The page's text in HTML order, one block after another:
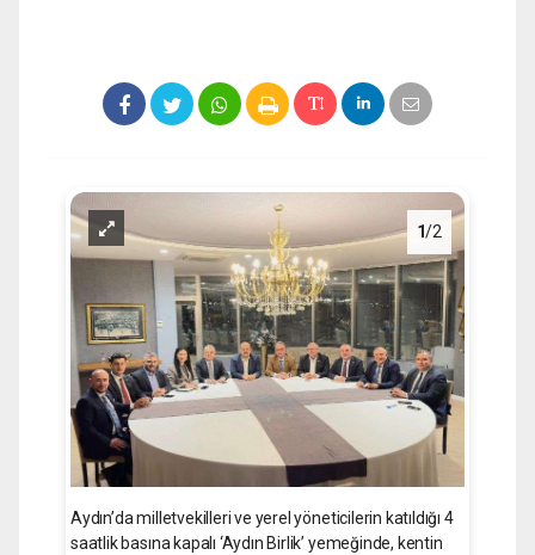
1/2
Aydın’da milletvekilleri ve yerel yöneticilerin katıldığı 4
saatlik basına kapalı ‘Aydın Birlik’ yemeğinde, kentin